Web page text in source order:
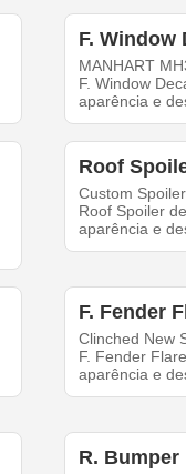
F. Window
MANHART
F. Window
aparência e
Roof
Custom
Roof Spoiler
aparência e
F. Fender
Clinched New
F. Fender
aparência e
R.